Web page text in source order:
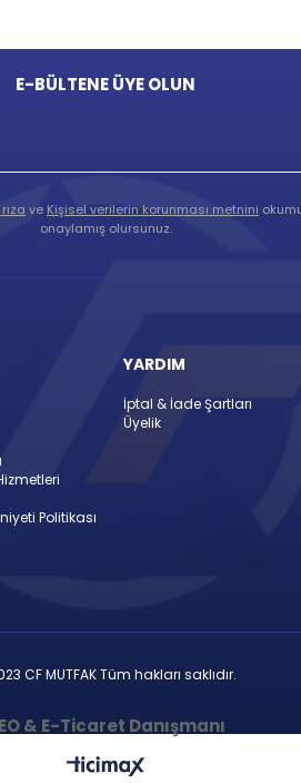
E-BÜLTENE ÜYE OLUN
ve Kişisel verilerin korunması metnini
onaylamış olursunuz.
Politikası
YARDIM
İptal & İade Şartları
Üyelik
CF MUTFAK Tüm hakları saklıdır.
& E-Ticaret Danışmanı